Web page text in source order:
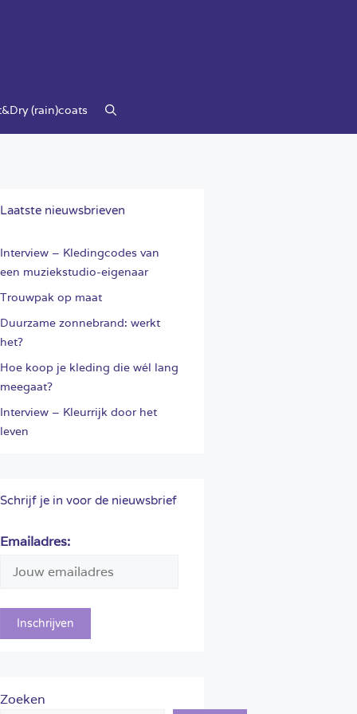
(rain)coats
Laatste nieuwsbrieven
Interview – Kledingcodes van
een muziekstudio-eigenaar
Trouwpak op maat
Duurzame zonnebrand: werkt
het?
Hoe koop je kleding die wél lang
meegaat?
Interview – Kleurrijk door het
leven
Schrijf je in voor de nieuwsbrief
Emailadres:
Zoeken